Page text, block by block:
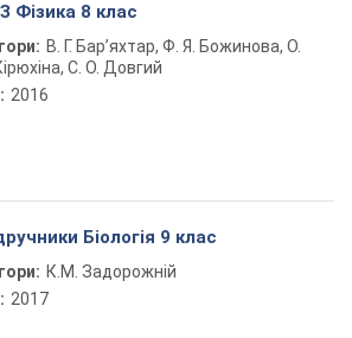
Фізика 8 клас
В. Г. Бар’яхтар, Ф. Я. Божинова, О.
С. О. Довгий
2016
Біологія 9 клас
К.М. Задорожній
2017